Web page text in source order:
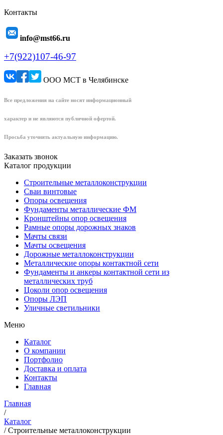
Контакты
info@mst66.ru
+7(922)107-46-97
ООО МСТ в Челябинске
Все предложения на сайте носят информационный
характер и не являются публичной офертой.
Просьба уточнять актуальную информацию.
Заказать звонок
Каталог продукции
Строительные металлоконструкции
Сваи винтовые
Опоры освещения
Фундаменты металлические ФМ
Кронштейны опор освещения
Рамные опоры дорожных знаков
Мачты связи
Мачты освещения
Дорожные металлоконструкции
Металлические опоры контактной сети
Фундаменты и анкеры контактной сети из
металлических труб
Цоколи опор освещения
Опоры ЛЭП
Уличные светильники
Меню
Каталог
О компании
Портфолио
Доставка и оплата
Контакты
Главная
Главная
/
Каталог
/Строительные металлоконструкции